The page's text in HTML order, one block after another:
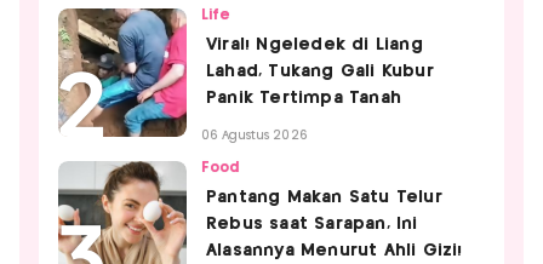
Life
Viral! Ngeledek di Liang
Lahad, Tukang Gali Kubur
Panik Tertimpa Tanah
06 Agustus 2026
Food
Pantang Makan Satu Telur
Rebus saat Sarapan, Ini
Alasannya Menurut Ahli Gizi!